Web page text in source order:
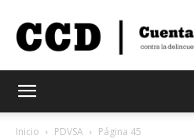
Inicio PDVSA Página 45